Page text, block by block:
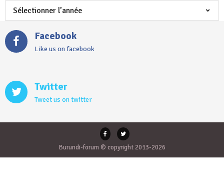
Facebook
Like us on facebook
Twitter
Tweet us on twitter
Burundi-forum © copyright 2013-2026